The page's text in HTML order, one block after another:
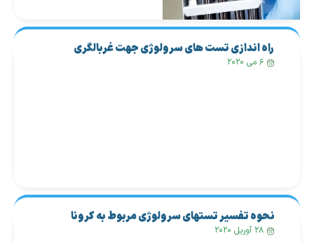
می کند. تمامی تست های
سرولوژی یک وجه مشترک
دارند و آن هم اهمیت
راه اندازی تست های سرولوژی جهت غربالگری
بیماران کرونا ویروس
۶ می ۲۰۲۰
نحوه تفسیر تستهای سرولوژی مربوط به کرونا
ویروس
۲۸ آوریل ۲۰۲۰